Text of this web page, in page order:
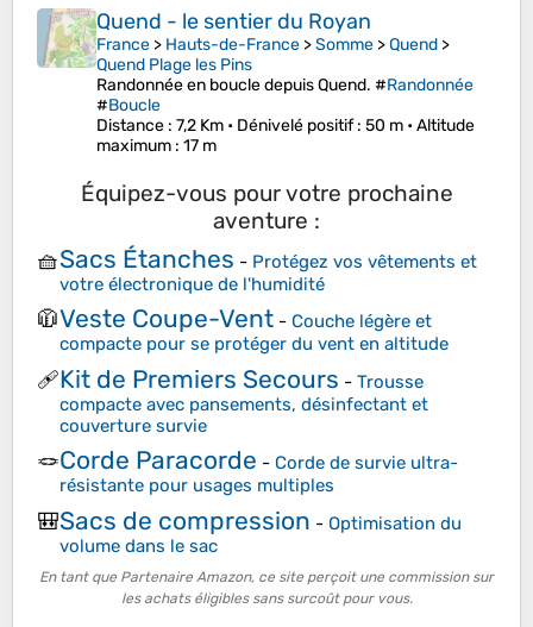
Quend - le sentier du Royan
France > Hauts-de-France >Somme >Quend >
Quend Plage les Pins
Randonnée en boucle depuis Quend. #Randonnée
#Boucle
Distance : 7,2 Km • Dénivelé positif: 50 m •Altitude
maximum : 17 m
Équipez-vous pour votre prochaine
aventure :
🧺Sacs Étanches - Protégez vos vêtements et
votre électronique de l'humidité
🧥Veste Coupe-Vent - Couche légère et
compacte pour se protéger du vent en altitude
🩹Kit de Premiers Secours - Trousse
compacte avec pansements, désinfectant et
couverture survie
🪢Corde Paracorde - Corde de survie ultra-
résistante pour usages multiples
🎒Sacs de compression - Optimisation du
volume dans le sac
En tant que Partenaire Amazon, ce site perçoit une commission sur
les achats éligibles sans surcoût pour vous.